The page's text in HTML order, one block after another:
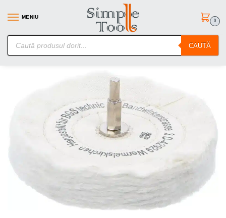
MENIU
CAUTĂ
0
SimpleTools.ro – Gasesti orice – Comanzi simplu
Prima pagină
Tinichigerie / Vopsitorie Disc pentru polishat, Ø 125 x 22 mm, BGS 3989